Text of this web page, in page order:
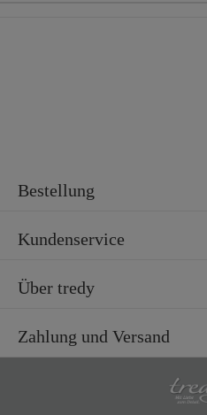
Bestellung
Kundenservice
Über tredy
Zahlung und Versand